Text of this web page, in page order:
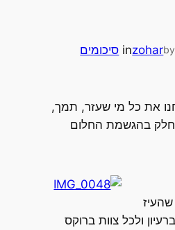
by
zohar
in סיכומים
את כל מי שעזר, תמך,
חלק בהגשמת החלום
ולכל צוות ברוקס